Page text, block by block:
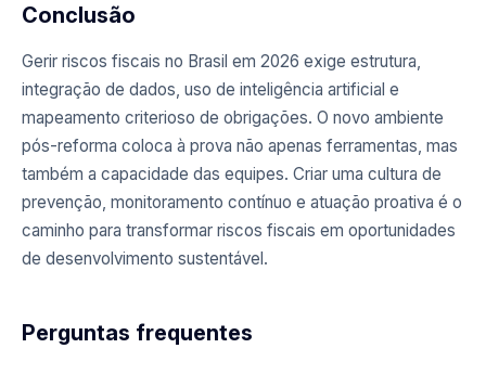
Conclusão
Gerir riscos fiscais no Brasil em 2026 exige estrutura,
integração de dados, uso de inteligência artificial e
mapeamento criterioso de obrigações. O novo ambiente
pós-reforma coloca à prova não apenas ferramentas, mas
também a capacidade das equipes. Criar uma cultura de
prevenção, monitoramento contínuo e atuação proativa é o
caminho para transformar riscos fiscais em oportunidades
de desenvolvimento sustentável.
Perguntas frequentes